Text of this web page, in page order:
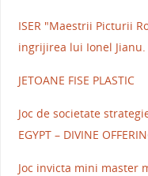
ISER "Maestrii Picturii
ingrijirea lui Ionel Jianu.
JETOANE FISE PLASTIC
Joc de societate
EGYPT – DIVINE
Joc invicta mini master